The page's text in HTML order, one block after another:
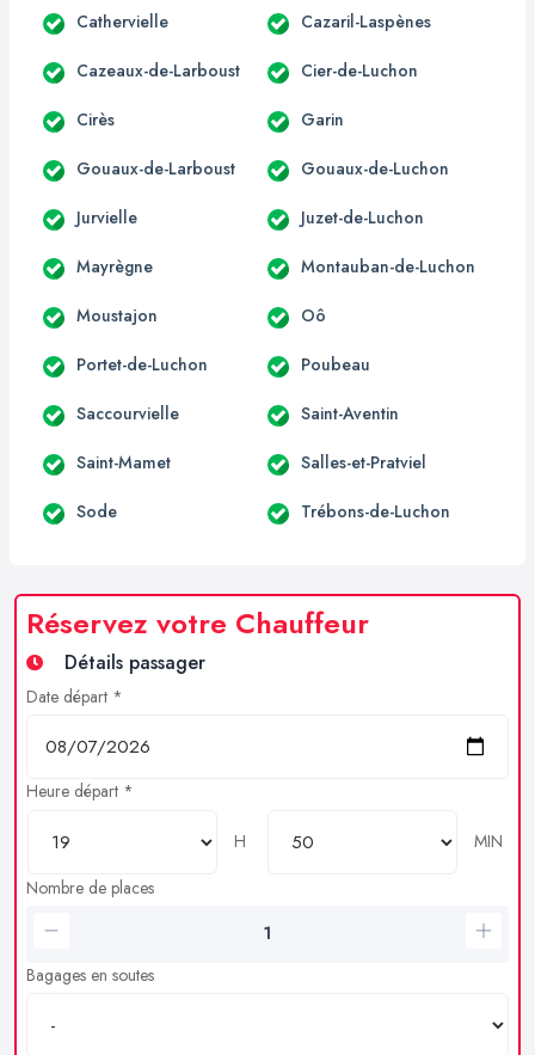
Cathervielle Cazaril-Laspènes
Cazeaux-de-Larboust Cier-de-Luchon
Cirès Garin
Gouaux-de-Larboust Gouaux-de-Luchon
Jurvielle Juzet-de-Luchon
Mayrègne Montauban-de-Luchon
Moustajon Oô
Portet-de-Luchon Poubeau
Saccourvielle Saint-Aventin
Saint-Mamet Salles-et-Pratviel
Sode Trébons-de-Luchon
Réservez votre Chauffeur
Détails passager
Date départ *
Heure départ *
H
MIN
Nombre de places
Bagages en soutes